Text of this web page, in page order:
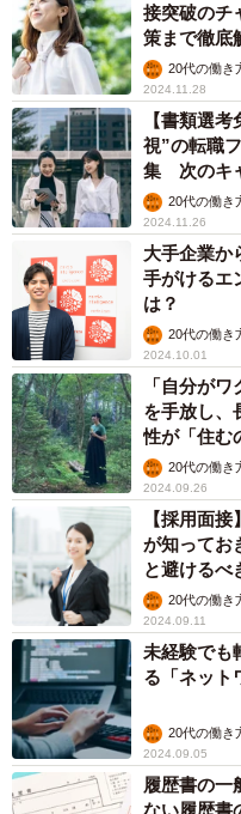
接突破のチ
策まで徹底
20代の働き
2024.11.28
【書類選
視”の転職
集 次のキ
20代の働き
2024.11.26
大手企業
手がけるエ
は？
20代の働き
2024.10.01
「自分が
を手放し、
性が「住む
20代の働き
2024.09.26
【採用面
が知って
と避けるべ
20代の働き
2024.09.11
未経験でも
る「ネット
20代の働き
2024.09.05
履歴書の一
ない履歴